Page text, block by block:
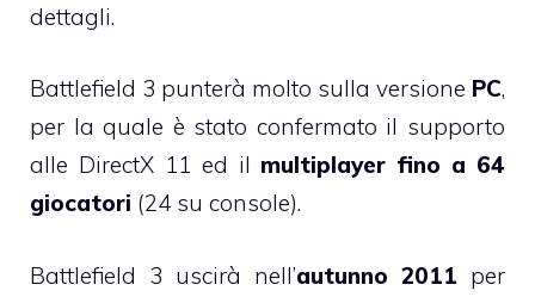
dettagli.
Battlefield 3 punterà molto sulla versione PC,
per la quale è stato confermato il supporto
alle DirectX 11 ed il multiplayer fino a 64
giocatori (24 su console).
Battlefield 3 uscirà nell’autunno 2011 per